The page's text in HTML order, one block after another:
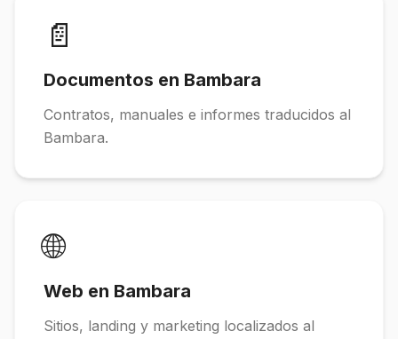
📄
Documentos en Bambara
Contratos, manuales e informes traducidos al
Bambara.
🌐
Web en Bambara
Sitios, landing y marketing localizados al